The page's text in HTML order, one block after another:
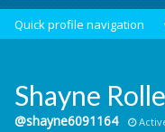
Groups
Quick profile navigation
Shayne
@shayne6091164